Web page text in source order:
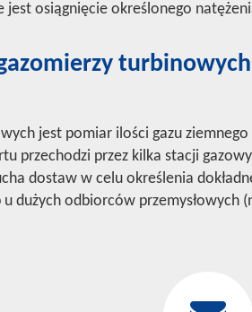
jest osiągnięcie określonego
turbinowych
jest pomiar ilości gazu
przechodzi przez kilka stacji
dostaw w celu określenia
odbiorców przemysłowych